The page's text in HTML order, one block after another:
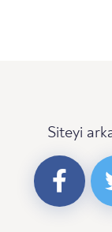
Siteyi